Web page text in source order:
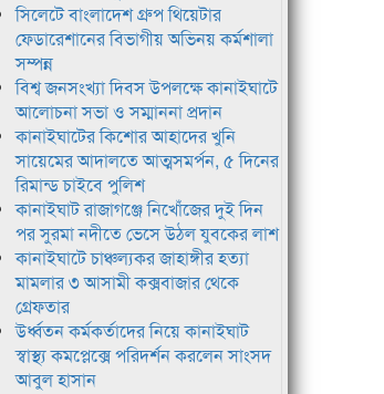
সিলেটে বাংলাদেশ গ্রুপ থিয়েটার
ফেডারেশানের বিভাগীয় অভিনয় কর্মশালা
সম্পন্ন
বিশ্ব জনসংখ্যা দিবস উপলক্ষে কানাইঘাটে
আলোচনা সভা ও সম্মাননা প্রদান
কানাইঘাটের কিশোর আহাদের খুনি
সায়েমের আদালতে আত্মসমর্পন, ৫ দিনের
রিমান্ড চাইবে পুলিশ
কানাইঘাট রাজাগঞ্জে নিখোঁজের দুই দিন
পর সুরমা নদীতে ভেসে উঠল যুবকের লাশ
কানাইঘাটে চাঞ্চল্যকর জাহাঙ্গীর হত্যা
মামলার ৩ আসামী কক্সবাজার থেকে
গ্রেফতার
উর্ধ্বতন কর্মকর্তাদের নিয়ে কানাইঘাট
স্বাস্থ্য কমপ্লেক্সে পরিদর্শন করলেন সাংসদ
আবুল হাসান